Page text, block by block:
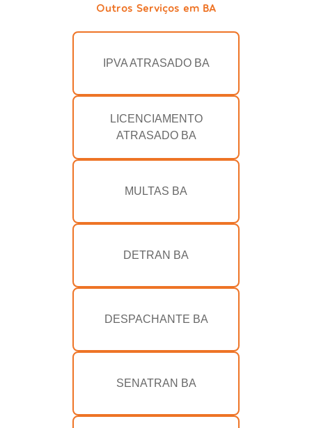
Outros Serviços em BA
IPVA ATRASADO BA
LICENCIAMENTO
ATRASADO BA
MULTAS BA
DETRAN BA
DESPACHANTE BA
SENATRAN BA